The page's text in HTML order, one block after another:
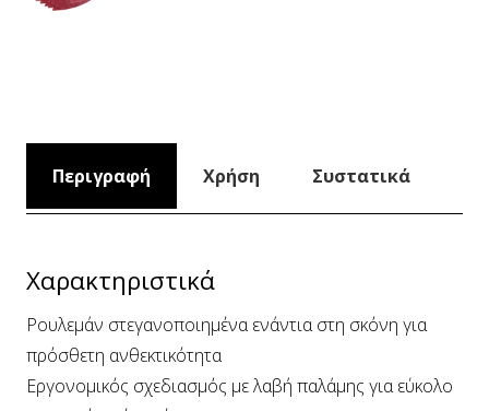
Περιγραφή Χρήση Συστατικά
Χαρακτηριστικά
Ρουλεμάν στεγανοποιημένα ενάντια στη σκόνη για
πρόσθετη ανθεκτικότητα
Εργονομικός σχεδιασμός με λαβή παλάμης για εύκολο